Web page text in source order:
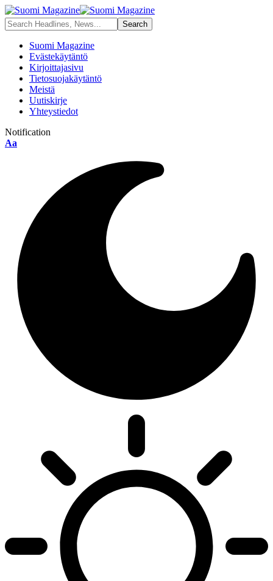
Suomi Magazine
Evästekäytäntö
Kirjoittajasivu
Tietosuojakäytäntö
Meistä
Uutiskirje
Yhteystiedot
Notification
Font
Aa